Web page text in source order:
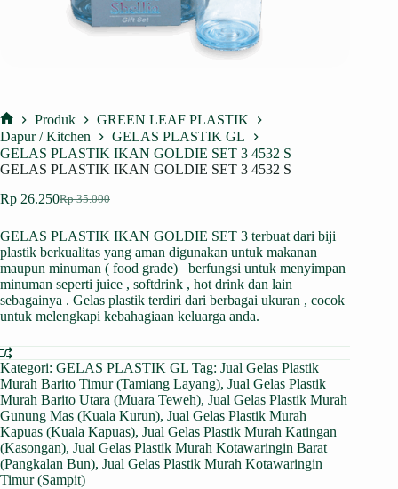
Home
Produk
GREEN LEAF PLASTIK
Dapur / Kitchen
GELAS PLASTIK GL
GELAS PLASTIK IKAN GOLDIE SET 3 4532 S
GELAS PLASTIK IKAN GOLDIE SET 3 4532 S
Rp35.000
Harga
adalah:
Rp 35.000.
Rp 26.250Harga
ini
adalah:
Rp 26.250.
GELAS PLASTIK IKAN GOLDIE SET 3 terbuat dari biji
plastik berkualitas yang aman digunakan untuk makanan
maupun minuman ( food grade) berfungsi untuk menyimpan
minuman seperti juice , softdrink , hot drink dan lain
sebagainya . Gelas plastik terdiri dari berbagai ukuran , cocok
untuk melengkapi kebahagiaan keluarga anda.
Kategori: GELAS PLASTIK GL Tag: Jual Gelas Plastik
Murah Barito Timur (Tamiang Layang), Jual Gelas Plastik
Murah Barito Utara (Muara Teweh), Jual Gelas Plastik Murah
Gunung Mas (Kuala Kurun), Jual Gelas Plastik Murah
Kapuas (Kuala Kapuas), Jual Gelas Plastik Murah Katingan
(Kasongan), Jual Gelas Plastik Murah Kotawaringin Barat
(Pangkalan Bun), Jual Gelas Plastik Murah Kotawaringin
Timur (Sampit)